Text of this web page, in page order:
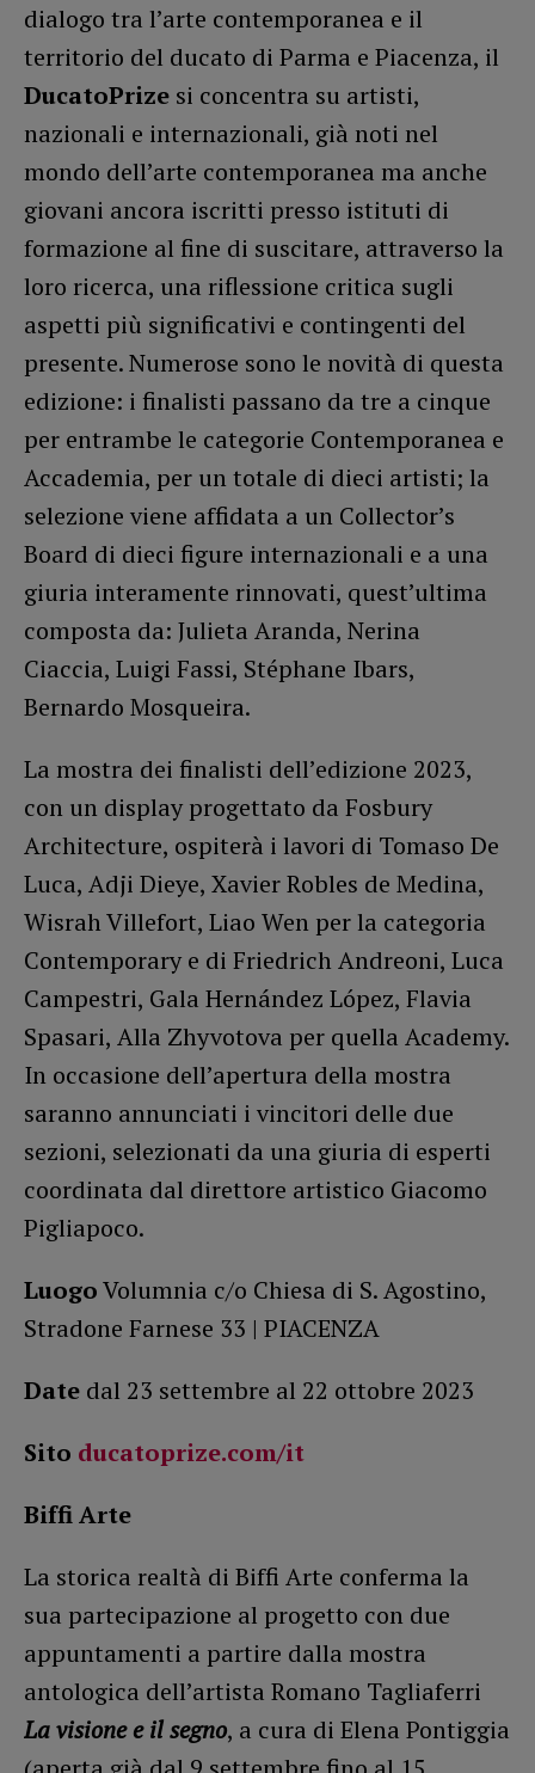
dialogo tra l’arte contemporanea e il
territorio del ducato di Parma e Piacenza, il
DucatoPrize si concentra su artisti,
nazionali e internazionali, già noti nel
mondo dell’arte contemporanea ma anche
giovani ancora iscritti presso istituti di
formazione al fine di suscitare, attraverso la
loro ricerca, una riflessione critica sugli
aspetti più significativi e contingenti del
presente. Numerose sono le novità di questa
edizione: i finalisti passano da tre a cinque
per entrambe le categorie Contemporanea e
Accademia, per un totale di dieci artisti; la
selezione viene affidata a un Collector’s
Board di dieci figure internazionali e a una
giuria interamente rinnovati, quest’ultima
composta da: Julieta Aranda, Nerina
Ciaccia, Luigi Fassi, Stéphane Ibars,
Bernardo Mosqueira.
La mostra dei finalisti dell’edizione 2023,
con un display progettato da Fosbury
Architecture, ospiterà i lavori di Tomaso De
Luca, Adji Dieye, Xavier Robles de Medina,
Wisrah Villefort, Liao Wen per la categoria
Contemporary e di Friedrich Andreoni, Luca
Campestri, Gala Hernández López, Flavia
Spasari, Alla Zhyvotova per quella Academy.
In occasione dell’apertura della mostra
saranno annunciati i vincitori delle due
sezioni, selezionati da una giuria di esperti
coordinata dal direttore artistico Giacomo
Pigliapoco.
LuogoVolumnia c/o Chiesa di S. Agostino,
Stradone Farnese 33 | PIACENZA
Date dal 23 settembre al 22 ottobre 2023
Sito ducatoprize.com/it
Biffi Arte
La storica realtà di Biffi Arte conferma la
sua partecipazione al progetto con due
appuntamenti a partire dalla mostra
antologica dell’artista Romano Tagliaferri
La visione e il segno, a cura di Elena Pontiggia